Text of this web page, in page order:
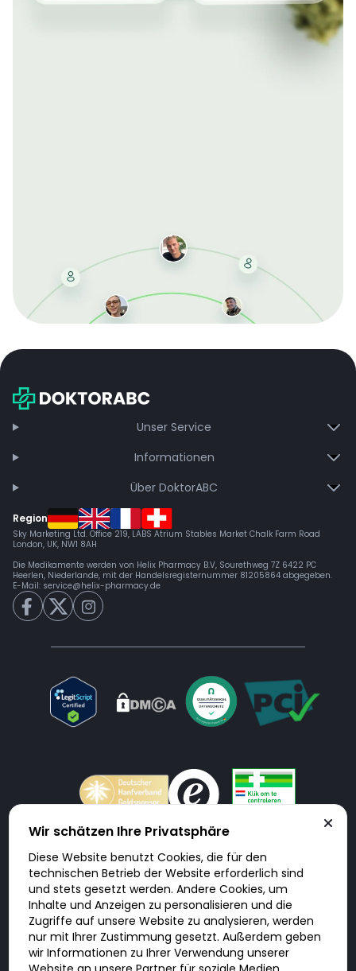
bei jeder Bestellung, erhalten schnelle Lieferung und
Unser Service
Informationen
Über DoktorABC
Region
Sky Marketing Ltd. Office 219, LABS Atrium Stables Market Chalk Farm Road
London, UK, NW1 8AH
Die Medikamente werden von Helix Pharmacy B.V, Sourethweg 7Z 6422 PC
Heerlen, Niederlande, mit der Handelsregisternummer 81205864 abgegeben.
E-Mail: service@helix-pharmacy.de
Doktorabc.com ist eine Vermittlungsplattform. Doktorabc ist ausdrücklich
keine Internetapotheke. Doktorabc bietet keine Medikamente oder
sonstige Produkte an oder liefert diese. Jegliche Informationen zu
Produkten, Medikamenten und Preisen auf der Internetseite beinhalten
kein Angebot von Doktorabc an Sie. Für die Einhaltung der in Ihrem Land
geltenden Gesetze und sonstigen Rechtsvorschriften sind Sie als Nutzer
selbst verantwortlich. Die Nutzung unseres Services auf Doktorabc durch
Sie erfolgt auf eigenes Risiko und in eigener Verantwortung. Sie erklären,
diese Internetseite aus eigener Initiative zu besuchen und zu nutzen.
Wir schätzen Ihre Privatsphäre
Diese Website benutzt Cookies, die für den
technischen Betrieb der Website erforderlich sind
und stets gesetzt werden. Andere Cookies, um
Inhalte und Anzeigen zu personalisieren und die
Zugriffe auf unsere Website zu analysieren, werden
nur mit Ihrer Zustimmung gesetzt. Außerdem geben
wir Informationen zu Ihrer Verwendung unserer